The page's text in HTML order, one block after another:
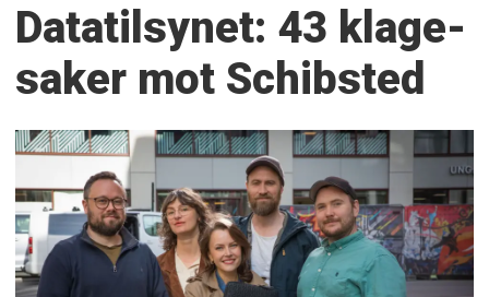
Datatilsynet: 43 klage­
saker mot Schibsted